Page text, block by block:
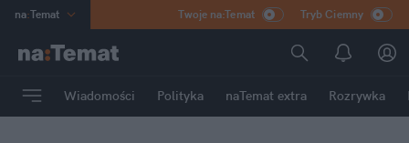
na:Temat
Poland
mama
Twoje na:Temat Tryb Ciemny
Wiadomości Polityka naTemat extra Rozrywka